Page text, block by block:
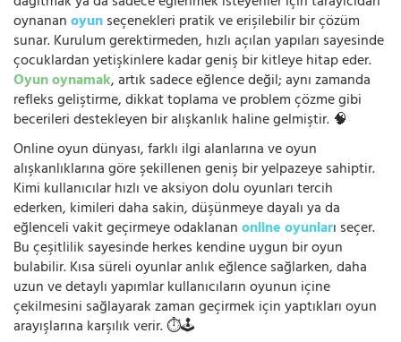
oynananoyunseçenekleri pratik ve erişilebilir bir çözüm
sunar. Kurulum gerektirmeden, hızlı açılan yapıları sayesinde
çocuklardan yetişkinlere kadar geniş bir kitleye hitap eder.
Oyun oynamak, artık sadece eğlence değil; aynı zamanda
refleks geliştirme, dikkat toplama ve problem çözme gibi
becerileri destekleyen bir alışkanlık haline gelmiştir. 🧠
Online oyun dünyası, farklı ilgi alanlarına ve oyun
alışkanlıklarına göre şekillenen geniş bir yelpazeye sahiptir.
Kimi kullanıcılar hızlı ve aksiyon dolu oyunları tercih
ederken, kimileri daha sakin, düşünmeye dayalı ya da
eğlenceli vakit geçirmeye odaklananonline oyunları seçer.
Bu çeşitlilik sayesinde herkes kendine uygun bir oyun
bulabilir. Kısa süreli oyunlar anlık eğlence sağlarken, daha
uzun ve detaylı yapımlar kullanıcıların oyunun içine
çekilmesini sağlayarak zaman geçirmek için yaptıkları oyun
arayışlarına karşılık verir. ⏱️🕹️